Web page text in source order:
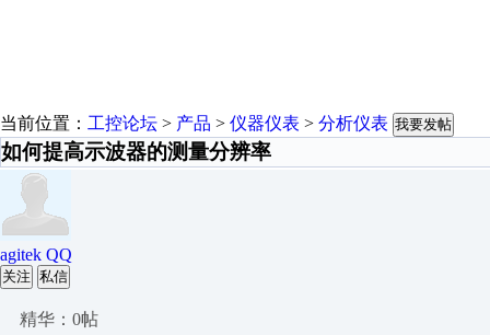
当前位置： 工控论坛 > 产品 > 仪器仪表 > 分析仪表 我要发帖
如何提高示波器的测量分辨率
agitek QQ
关注 私信
精华：0帖